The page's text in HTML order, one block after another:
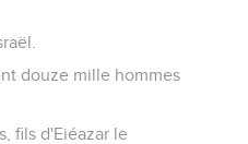
douze mille hommes
fils d'Eiéazar le